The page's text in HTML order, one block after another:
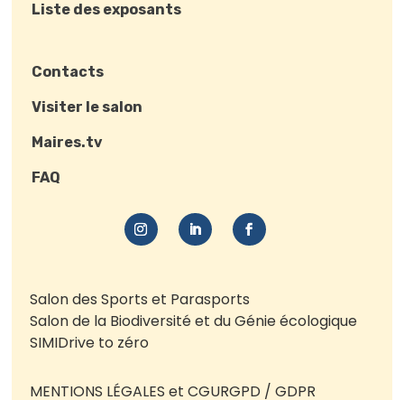
Liste des exposants
Contacts
Visiter le salon
Maires.tv
FAQ
Salon des Sports et Parasports
Salon de la Biodiversité et du Génie écologique
SIMIDrive to zéro
MENTIONS LÉGALES et CGURGPD / GDPR